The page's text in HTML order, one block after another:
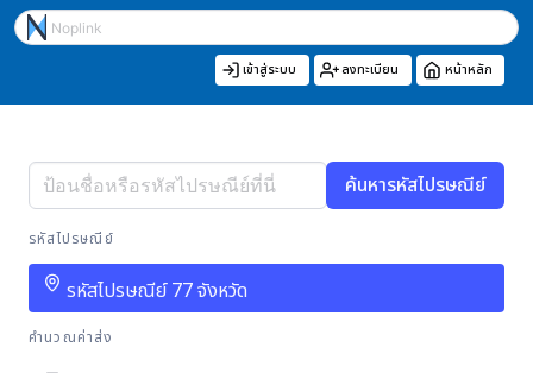
เข้าสู่ระบบ ลงทะเบียน หน้าหลัก
ค้นหารหัสไปรษณีย์
รหัสไปรษณีย์
รหัสไปรษณีย์ 77 จังหวัด
คำนวณค่าส่ง